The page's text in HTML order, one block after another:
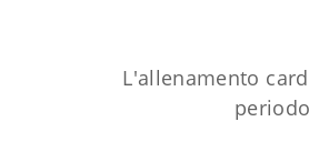
L'allenamento